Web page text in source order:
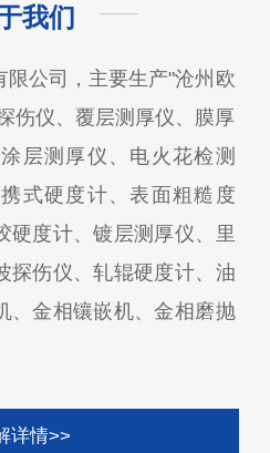
我们
限公司，主要生产"沧州欧
伤仪、覆层测厚仪、膜厚
层测厚仪、电火花检测
式硬度计、表面粗糙度
硬度计、镀层测厚仪、里
探伤仪、轧辊硬度计、油
、金相镶嵌机、金相磨抛
详情>>